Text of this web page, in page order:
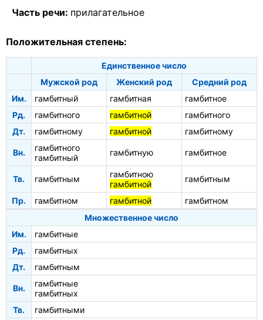
Часть речи: прилагательное
Положительная степень:
Единственное число
Мужской род
Женский род
Средний род
Им.
гамбитный гамбитная
гамбитное
Рд.
гамбитного гамбитной
гамбитного
Дт.
гамбитному гамбитной гамбитному
Вн.
гамбитного
гамбитный
гамбитную гамбитное
Тв. гамбитным
гамбитною
гамбитной
гамбитным
Пр. гамбитном гамбитной
гамбитном
Множественное число
Им.
гамбитные
Рд.
гамбитных
Дт.
гамбитным
Вн.
гамбитные
гамбитных
Тв.
гамбитными